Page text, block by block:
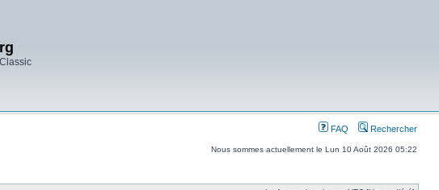
FAQ Rechercher
Nous sommes actuellement le Lun 10 Août 2026 05:22